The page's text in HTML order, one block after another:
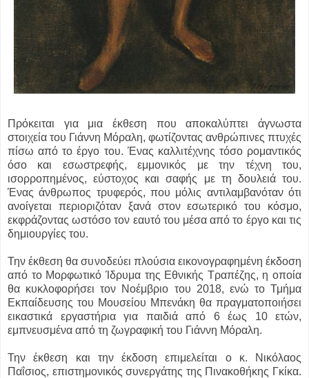
Πρόκειται για μια έκθεση που αποκαλύπτει άγνωστα
στοιχεία του Γιάννη Μόραλη, φωτίζοντας ανθρώπινες πτυχές
πίσω από το έργο του. Ένας καλλιτέχνης τόσο ρομαντικός
όσο και εσωστρεφής, εμμονικός με την τέχνη του,
ισορροπημένος, εύστοχος και σαφής με τη δουλειά του.
Ένας άνθρωπος τρυφερός, που μόλις αντιλαμβανόταν ότι
ανοίγεται περιοριζόταν ξανά στον εσωτερικό του κόσμο,
εκφράζοντας ωστόσο τον εαυτό του μέσα από το έργο και τις
δημιουργίες του.
Την έκθεση θα συνοδεύει πλούσια εικονογραφημένη έκδοση
από το Μορφωτικό Ίδρυμα της Εθνικής Τραπέζης, η οποία
θα κυκλοφορήσει τον Νοέμβριο του 2018, ενώ το Τμήμα
Εκπαίδευσης του Μουσείου Μπενάκη θα πραγματοποιήσει
εικαστικά εργαστήρια για παιδιά από 6 έως 10 ετών,
εμπνευσμένα από τη ζωγραφική του Γιάννη Μόραλη.
Την έκθεση και την έκδοση επιμελείται ο κ. Νικόλαος
Παΐσιος, επιστημονικός συνεργάτης της Πινακοθήκης Γκίκα.